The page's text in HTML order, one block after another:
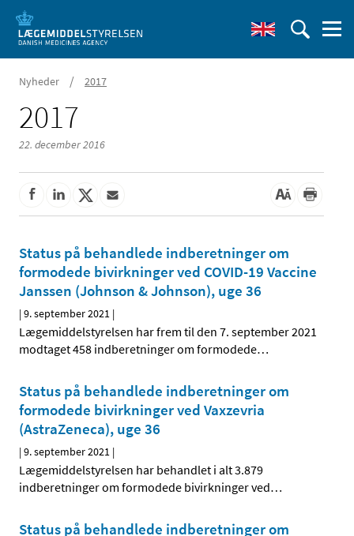
Nyheder / 2017
2017
22. december 2016
Status på behandlede indberetninger om
formodede bivirkninger ved COVID-19 Vaccine
Janssen (Johnson & Johnson), uge 36
|9. september 2021 |
Lægemiddelstyrelsen har frem til den 7. september 2021
modtaget 458 indberetninger om formodede…
Status på behandlede indberetninger om
formodede bivirkninger ved Vaxzevria
(AstraZeneca), uge 36
|9. september 2021 |
Lægemiddelstyrelsen har behandlet i alt 3.879
indberetninger om formodede bivirkninger ved…
Status på behandlede indberetninger om